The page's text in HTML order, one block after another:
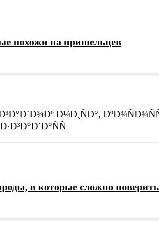
похожи на пришельцев
в которые сложно поверить